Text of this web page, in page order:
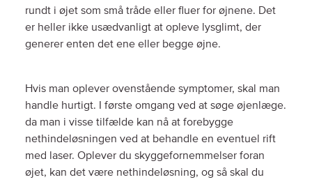
rundt i øjet som små tråde eller fluer for øjnene. Det
er heller ikke usædvanligt at opleve lysglimt, der
generer enten det ene eller begge øjne.
Hvis man oplever ovenstående symptomer, skal man
handle hurtigt. I første omgang ved at søge øjenlæge.
da man i visse tilfælde kan nå at forebygge
nethindeløsningen ved at behandle en eventuel rift
med laser. Oplever du skyggefornemmelser foran
øjet, kan det være nethindeløsning, og så skal du